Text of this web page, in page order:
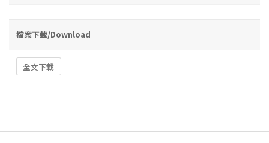
檔案下載/Download
全文下載